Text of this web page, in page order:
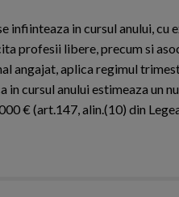
infiinteaza in cursul anului,
profesii libere, precum si
angajat, aplica regimul
cursul anului estimeaza un
€ (art.147, alin.(10) din